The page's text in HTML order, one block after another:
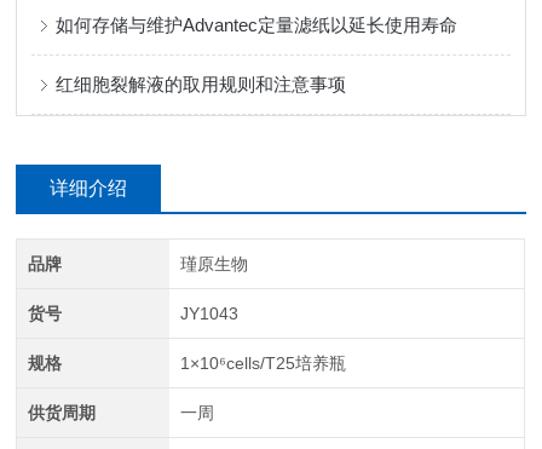
如何存储与维护Advantec定量滤纸以延长使用寿命
红细胞裂解液的取用规则和注意事项
详细介绍
品牌 瑾原生物
货号 JY1043
规格 1×10⁶cells/T25培养瓶
供货周期 一周